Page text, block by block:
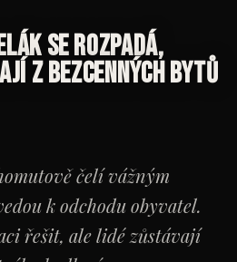
se rozpadá,
z bezcenných bytů
čelí vážným
k odchodu obyvatel.
řešit, ale lidé zůstávají